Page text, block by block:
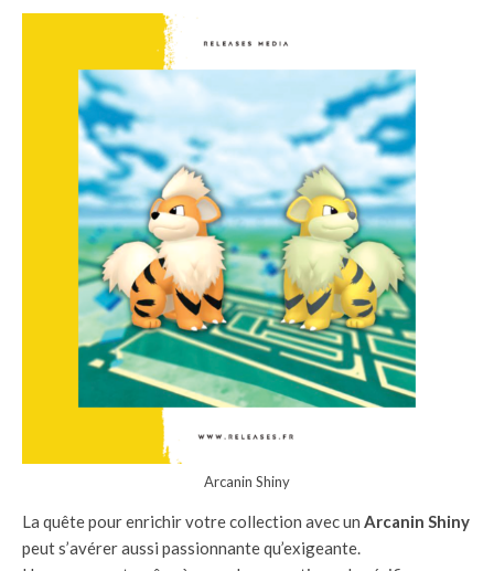
Arcanin Shiny
La quête pour enrichir votre collection avec un Arcanin Shiny
peut s’avérer aussi passionnante qu’exigeante.